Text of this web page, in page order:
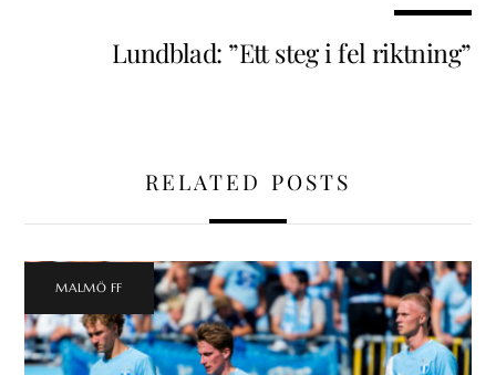
Lundblad: ”Ett steg i fel riktning”
RELATED POSTS
MALMÖ FF